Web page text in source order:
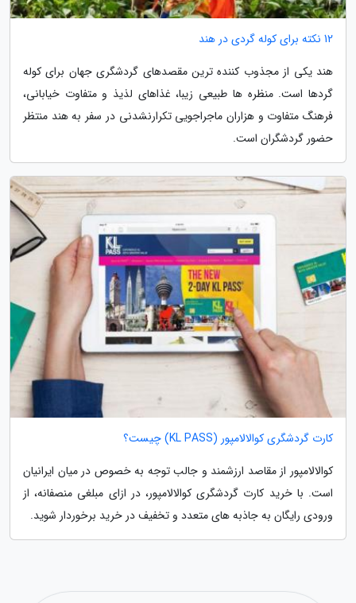
12 نکته برای کوله گردی در هند
هند یکی از مجذوب کننده ترین مقصدهای گردشگری جهان برای کوله
گردها است. منظره ها طبیعی زیبا، غذاهای لذیذ و متفاوت خیابانی،
فرهنگ متفاوت و هزاران ماجراجویی تکرارنشدنی در سفر به هند منتظر
حضور گردشگران است.
کارت گردشگری کوالالامپور (KL PASS) چیست؟
کوالالامپور از مقاصد ارزشمند و جالب توجه به خصوص در میان ایرانیان
است. با خرید کارت گردشگری کوالالامپور، در ازای مبلغی منصفانه، از
ورودی رایگان به جاذبه های متعدد و تخفیف در خرید برخوردار شوید.